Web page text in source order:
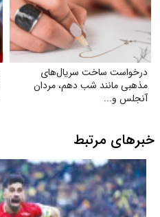
درخواست ساخت سریال‌های
مذهبی مانند شب دهم، مردان
آنجلس و...
خبرهای مرتبط